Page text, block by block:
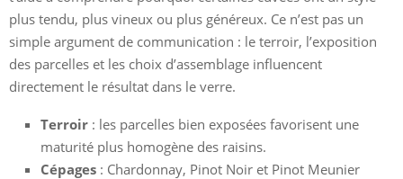
plus tendu, plus vineux ou plus généreux. Ce n’est pas un
simple argument de communication : le terroir, l’exposition
des parcelles et les choix d’assemblage influencent
directement le résultat dans le verre.
Terroir : les parcelles bien exposées favorisent une
maturité plus homogène des raisins.
Cépages : Chardonnay, Pinot Noir et Pinot Meunier